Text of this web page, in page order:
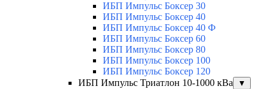
ИБП Импульс Боксер 30
ИБП Импульс Боксер 40
ИБП Импульс Боксер 40 Ф
ИБП Импульс Боксер 60
ИБП Импульс Боксер 80
ИБП Импульс Боксер 100
ИБП Импульс Боксер 120
ИБП Импульс Триатлон 10-1000 кВа
▼